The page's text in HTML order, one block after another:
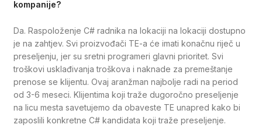
kompanije?
Da. Raspoloženje C# radnika na lokaciji na lokaciji dostupno
je na zahtjev. Svi proizvođači TE-a će imati konačnu riječ u
preseljenju, jer su sretni programeri glavni prioritet. Svi
troškovi usklađivanja troškova i naknade za premeštanje
prenose se klijentu. Ovaj aranžman najbolje radi na period
od 3-6 meseci. Klijentima koji traže dugoročno preseljenje
na licu mesta savetujemo da obaveste TE unapred kako bi
zaposlili konkretne C# kandidata koji traže preseljenje.